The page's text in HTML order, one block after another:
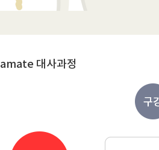
대사과정